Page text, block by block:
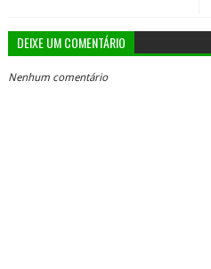
DEIXE UM COMENTÁRIO
Nenhum comentário